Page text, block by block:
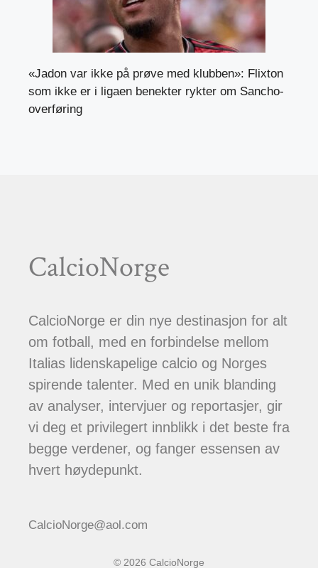
«Jadon var ikke på prøve med klubben»: Flixton
som ikke er i ligaen benekter rykter om Sancho-
overføring
CalcioNorge
CalcioNorge er din nye destinasjon for alt
om fotball, med en forbindelse mellom
Italias lidenskapelige calcio og Norges
spirende talenter. Med en unik blanding
av analyser, intervjuer og reportasjer, gir
vi deg et privilegert innblikk i det beste fra
begge verdener, og fanger essensen av
hvert høydepunkt.
CalcioNorge@aol.com
© 2026 CalcioNorge